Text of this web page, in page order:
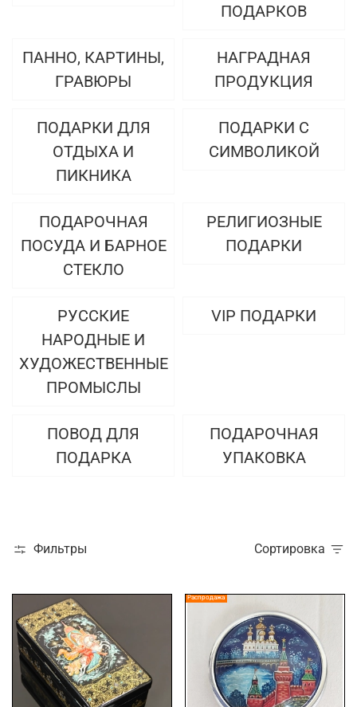
ПОДАРКОВ
ПАННО, КАРТИНЫ,
ГРАВЮРЫ
НАГРАДНАЯ
ПРОДУКЦИЯ
ПОДАРКИ ДЛЯ
ОТДЫХА И
ПИКНИКА
ПОДАРКИ С
СИМВОЛИКОЙ
ПОДАРОЧНАЯ
ПОСУДА И БАРНОЕ
СТЕКЛО
РЕЛИГИОЗНЫЕ
ПОДАРКИ
РУССКИЕ
НАРОДНЫЕ И
ХУДОЖЕСТВЕННЫЕ
ПРОМЫСЛЫ
VIP ПОДАРКИ
ПОВОД ДЛЯ
ПОДАРКА
ПОДАРОЧНАЯ
УПАКОВКА
Фильтры Сортировка
Распродажа